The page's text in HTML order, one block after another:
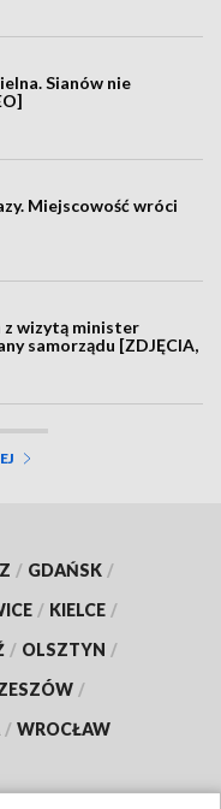
Sianów nie
Miejscowość wróci
z wizytą minister
samorządu [ZDJĘCIA,
/ GDAŃSK /
/ KIELCE /
/ OLSZTYN /
/
/ WROCŁAW